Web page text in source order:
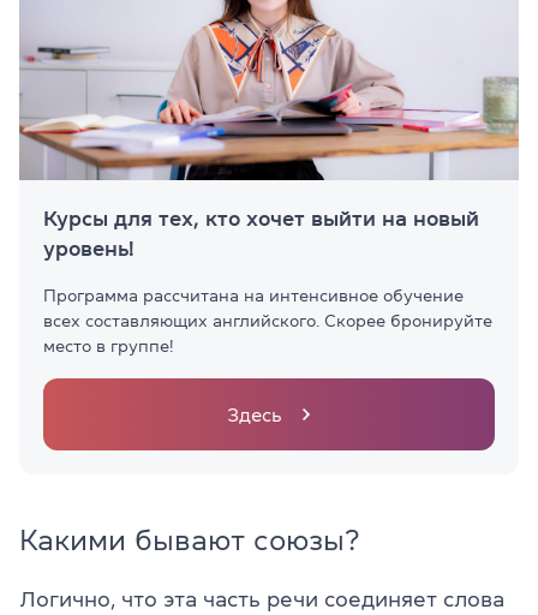
Курсы для тех, кто хочет выйти на новый
уровень!
Программа рассчитана на интенсивное обучение
всех составляющих английского. Скорее бронируйте
место в группе!
Здесь
Какими бывают союзы?
Логично, что эта часть речи соединяет слова